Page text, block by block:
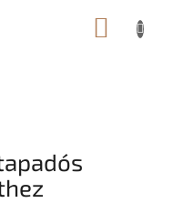
KOSÁR